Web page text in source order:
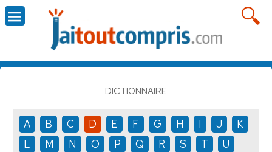
DICTIONNAIRE
A B C D E F G H I J
K
L
M N O P Q R S T
U